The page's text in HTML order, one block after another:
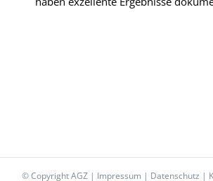
© Copyright AGZ | Impressum | Datenschutz |